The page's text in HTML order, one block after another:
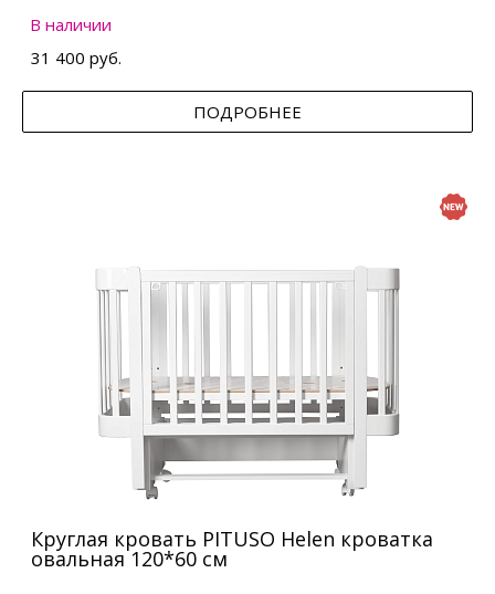
В наличии
31 400 руб.
ПОДРОБНЕЕ
Круглая кровать PITUSO Helen кроватка
овальная 120*60 см